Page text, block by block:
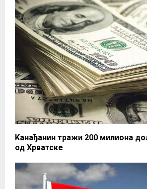
Kанађанин тражи 200 милиона
од Хрватске